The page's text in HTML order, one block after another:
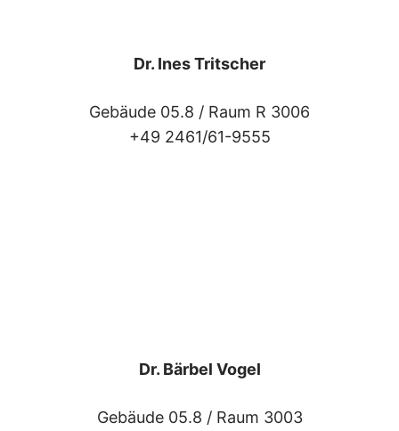
Dr. Ines Tritscher
Gebäude 05.8 / Raum R 3006
+49 2461/61-9555
Dr. Bärbel Vogel
Gebäude 05.8 / Raum 3003